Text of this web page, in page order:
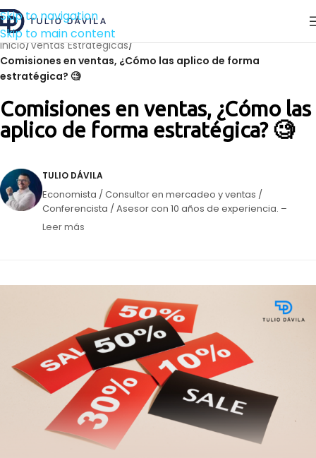
Skip to navigation
Skip to main content
Inicio/Ventas Estratégicas/
Comisiones en ventas, ¿Cómo las aplico de forma
estratégica? 🧐
Comisiones en ventas, ¿Cómo las
aplico de forma estratégica? 🧐
TULIO DÁVILA
Economista / Consultor en mercadeo y ventas /
Conferencista / Asesor con 10 años de experiencia. –
Panelista semanal en Circuito Éxitos de Unión Radio. –
Leer más